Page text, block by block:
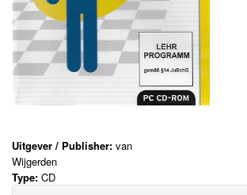
Uitgever / Publisher: van
Wijgerden
Type: CD